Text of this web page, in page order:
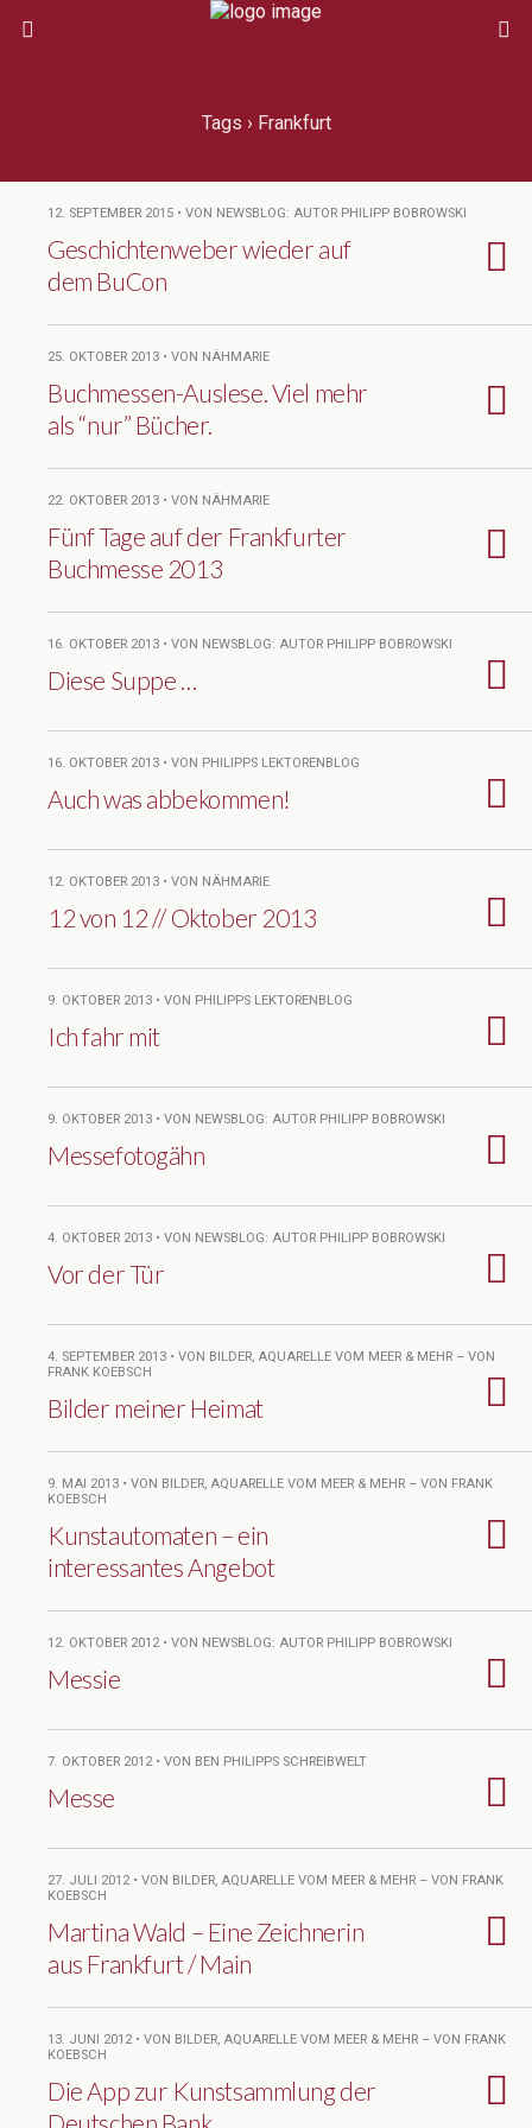
Tags › Frankfurt
12. SEPTEMBER 2015 • VON NEWSBLOG: AUTOR PHILIPP BOBROWSKI
Geschichtenweber wieder auf
dem BuCon
25. OKTOBER 2013 • VON NÄHMARIE
Buchmessen-Auslese. Viel mehr
als “nur” Bücher.
22. OKTOBER 2013 • VON NÄHMARIE
Fünf Tage auf der Frankfurter
Buchmesse 2013
16. OKTOBER 2013 • VON NEWSBLOG: AUTOR PHILIPP BOBROWSKI
Diese Suppe …
16. OKTOBER 2013 • VON PHILIPPS LEKTORENBLOG
Auch was abbekommen!
12. OKTOBER 2013 • VON NÄHMARIE
12 von 12 // Oktober 2013
9. OKTOBER 2013 • VON PHILIPPS LEKTORENBLOG
Ich fahr mit
9. OKTOBER 2013 • VON NEWSBLOG: AUTOR PHILIPP BOBROWSKI
Messefotogähn
4. OKTOBER 2013 • VON NEWSBLOG: AUTOR PHILIPP BOBROWSKI
Vor der Tür
4. SEPTEMBER 2013 • VON BILDER, AQUARELLE VOM MEER & MEHR – VON
FRANK KOEBSCH
Bilder meiner Heimat
9. MAI 2013 • VON BILDER, AQUARELLE VOM MEER & MEHR – VON FRANK
KOEBSCH
Kunstautomaten – ein
interessantes Angebot
12. OKTOBER 2012 • VON NEWSBLOG: AUTOR PHILIPP BOBROWSKI
Messie
7. OKTOBER 2012 • VON BEN PHILIPPS SCHREIBWELT
Messe
27. JULI 2012 • VON BILDER, AQUARELLE VOM MEER & MEHR – VON FRANK
KOEBSCH
Martina Wald – Eine Zeichnerin
aus Frankfurt / Main
13. JUNI 2012 • VON BILDER, AQUARELLE VOM MEER & MEHR – VON FRANK
KOEBSCH
Die App zur Kunstsammlung der